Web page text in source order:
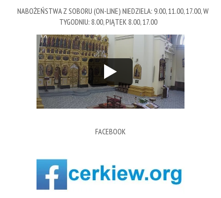
NABOŻEŃSTWA Z SOBORU (ON-LINE) NIEDZIELA: 9.00, 11.00, 17.00, W
TYGODNIU: 8.00, PIĄTEK 8.00, 17.00
FACEBOOK